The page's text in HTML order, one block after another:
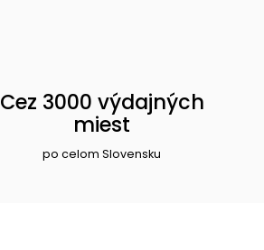
Cez 3000 výdajných
miest
po celom Slovensku